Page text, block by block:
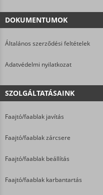
DOKUMENTUMOK
Általános szerződési feltételek
Adatvédelmi nyilatkozat
SZOLGÁLTATÁSAINK
Faajtó/faablak javítás
Faajtó/faablak zárcsere
Faajtó/faablak beállítás
Faajtó/faablak karbantartás